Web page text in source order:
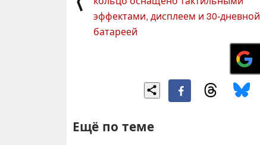
эффектами, дисплеем и 30-дневной
батареей
Ещё по теме